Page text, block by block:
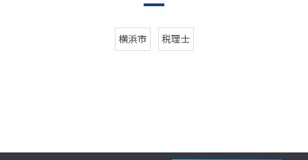
横浜市 税理士